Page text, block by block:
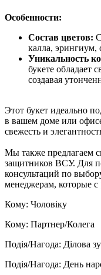
Особенности:
Состав цветов:
калла, эрингиум,
Уникальность
букете обладает
создавая
Этот букет идеально
в вашем доме или
свежесть и
Мы также предлагаем
защитников ВСУ. Для
консультаций по
менеджерам, которые с
Кому: Чоловіку
Кому: Партнер/Колега
Подія/Нагода: Ділова
Подія/Нагода: День